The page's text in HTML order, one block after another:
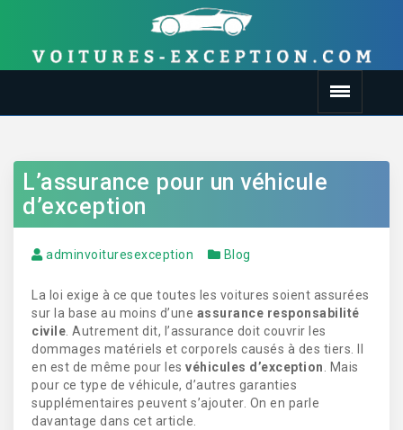
L’assurance pour un véhicule
d’exception
adminvoituresexception Blog
La loi exige à ce que toutes les voitures soient assurées
sur la base au moins d’une assurance responsabilité
civile. Autrement dit, l’assurance doit couvrir les
dommages matériels et corporels causés à des tiers. Il
en est de même pour les véhicules d’exception. Mais
pour ce type de véhicule, d’autres garanties
supplémentaires peuvent s’ajouter. On en parle
davantage dans cet article.